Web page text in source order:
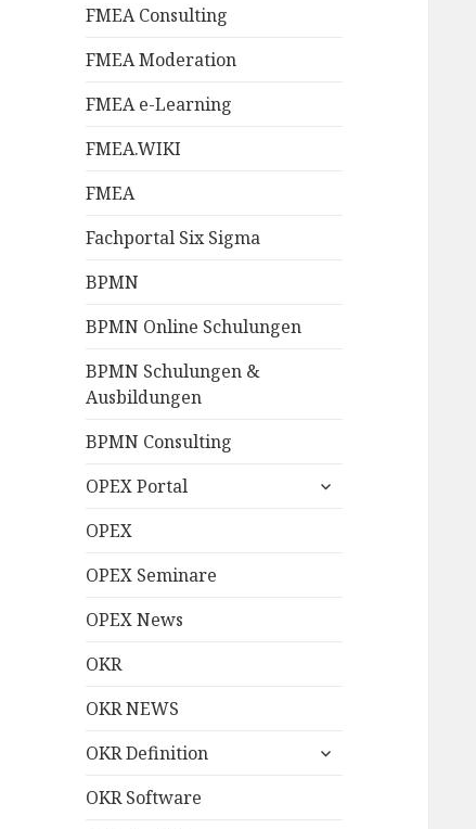
FMEA Consulting
FMEA Moderation
FMEA e-Learning
FMEA.WIKI
FMEA
Fachportal Six Sigma
BPMN
BPMN Online Schulungen
BPMN Schulungen &
Ausbildungen
BPMN Consulting
OPEX Portal
untermenü
OPEX
OPEX Seminare
OPEX News
OKR
OKR NEWS
OKR Definition
untermenü
OKR Software